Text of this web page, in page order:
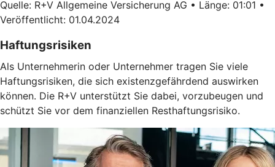
Quelle: R+V Allgemeine Versicherung AG • Länge: 01:01 •
Veröffentlicht: 01.04.2024
Haftungsrisiken
Als Unternehmerin oder Unternehmer tragen Sie viele
Haftungsrisiken, die sich existenzgefährdend auswirken
können. Die R+V unterstützt Sie dabei, vorzubeugen und
schützt Sie vor dem finanziellen Resthaftungsrisiko.